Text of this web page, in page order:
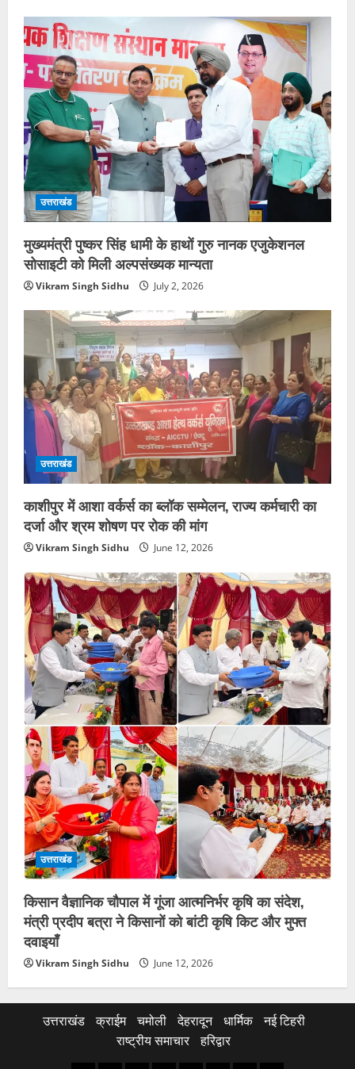
उत्तराखंड
मुख्यमंत्री पुष्कर सिंह धामी के हाथों गुरु नानक एजुकेशनल
सोसाइटी को मिली अल्पसंख्यक मान्यता
Vikram Singh Sidhu July 2, 2026
उत्तराखंड
काशीपुर में आशा वर्कर्स का ब्लॉक सम्मेलन, राज्य कर्मचारी का
दर्जा और श्रम शोषण पर रोक की मांग
Vikram Singh Sidhu June 12, 2026
उत्तराखंड
किसान वैज्ञानिक चौपाल में गूंजा आत्मनिर्भर कृषि का संदेश,
मंत्री प्रदीप बत्रा ने किसानों को बांटी कृषि किट और मुफ्त
दवाइयाँ
Vikram Singh Sidhu June 12, 2026
उत्तराखंड क्राईम चमोली देहरादून धार्मिक
नई टिहरी
राष्ट्रीय समाचार
हरिद्वार